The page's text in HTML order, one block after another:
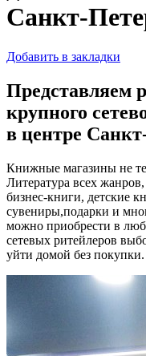
Санкт-
Добавить в закладки
Представляем
крупного
в центре
Книжные магазины не
Литература всех
бизнес-книги, детские
сувениры,подарки и
можно приобрести в
сетевых ритейлеров
уйти домой без покупки.